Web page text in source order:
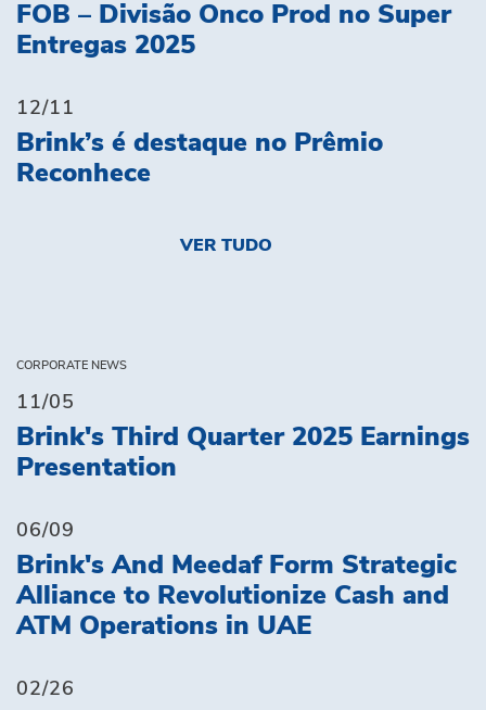
FOB – Divisão Onco Prod no Super
Entregas 2025
12/11
Brink’s é destaque no Prêmio
Reconhece
VER TUDO
CORPORATE NEWS
11/05
Brink's Third Quarter 2025 Earnings
Presentation
06/09
Brink's And Meedaf Form Strategic
Alliance to Revolutionize Cash and
ATM Operations in UAE
02/26